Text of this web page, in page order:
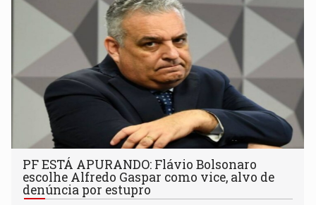
PF ESTÁ APURANDO: Flávio Bolsonaro
escolhe Alfredo Gaspar como vice, alvo de
denúncia por estupro